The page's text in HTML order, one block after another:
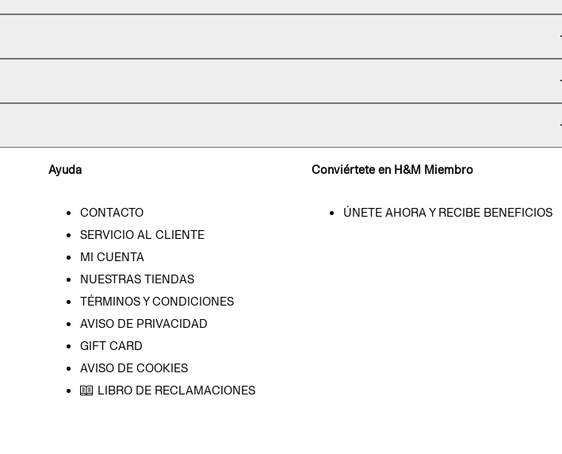
Ayuda
CONTACTO
SERVICIO AL CLIENTE
MI CUENTA
NUESTRAS TIENDAS
TÉRMINOS Y CONDICIONES
AVISO DE PRIVACIDAD
GIFT CARD
AVISO DE COOKIES
LIBRO DE RECLAMACIONES
Conviértete en H&M Miembro
ÚNETE AHORA Y RECIBE BENEFICIOS